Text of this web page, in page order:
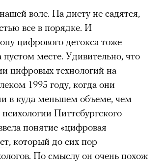
воле. На диету не садятся,
все в порядке. И
цифрового детокса тоже
пустом месте. Удивительно, что
цифровых технологий на
1995 году, когда они
в куда меньшем объеме, чем
Питтсбургского
понятие «цифровая
, который до сих пор
По смыслу он очень похож
спецназовец шел к
стать первым
все 14 восьмитысячников